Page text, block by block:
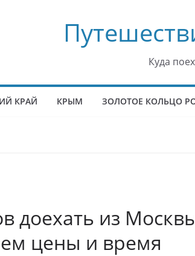
Куда
КРАЙ КРЫМ ЗОЛОТОЕ КОЛЬЦО
доехать из
цены и время